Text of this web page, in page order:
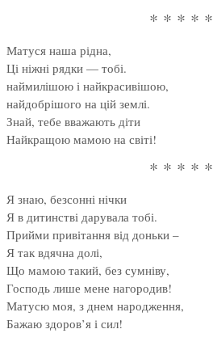
* * * * *
Матуся наша рідна,
Ці ніжні рядки — тобі.
наймилішою і найкрасивішою,
найдобрішого на цій землі.
Знай, тебе вважають діти
Найкращою мамою на світі!
* * * * *
Я знаю, безсонні нічки
Я в дитинстві дарувала тобі.
Прийми привітання від доньки –
Я так вдячна долі,
Що мамою такий, без сумніву,
Господь лише мене нагородив!
Матусю моя, з днем народження,
Бажаю здоров’я і сил!